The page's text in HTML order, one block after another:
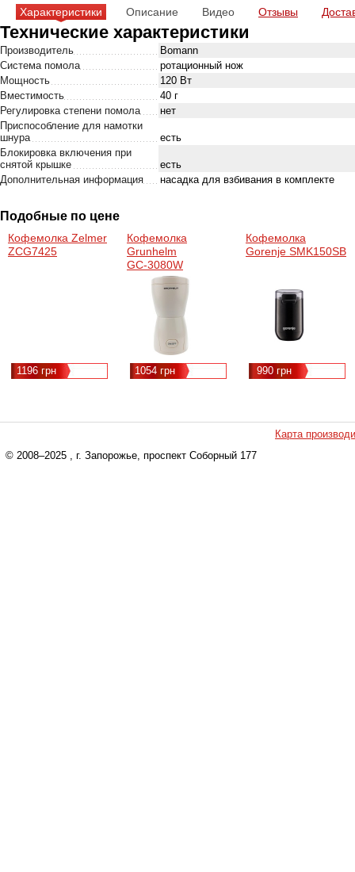
Характеристики Описание Видео Отзывы
Технические характеристики
Производитель
Bomann
Система помола
ротационный нож
Мощность
120 Вт
Вместимость
40 г
Регулировка степени помола
нет
Приспособление для намотки
шнура
есть
Блокировка включения при
снятой крышке
есть
Дополнительная информация
насадка для взбивания в комплекте
Подобные по цене
Кофемолка Zelmer
ZCG7425
1196 грн
Кофемолка
Grunhelm
GС-3080W
1054 грн
Кофемолка
Gorenje SMK150SB
990 грн
Карта
© 2008–2025 , г. Запорожье, проспект Соборный 177